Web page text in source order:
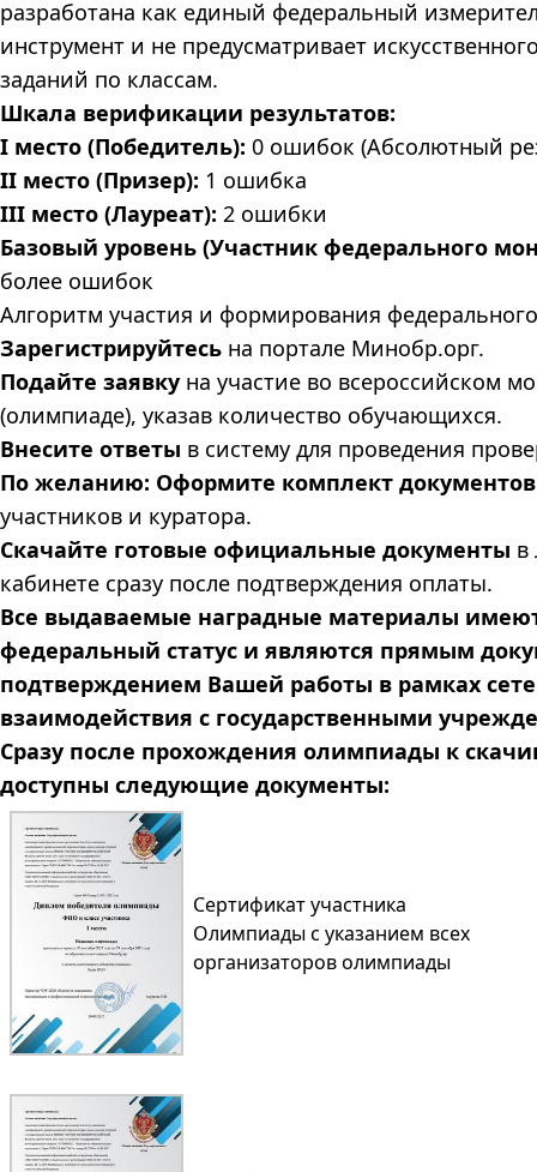
разработана как единый федеральный
инструмент и не предусматривает
заданий по классам.
Шкала верификации результатов:
I место (Победитель): 0 ошибок (Абсолютный
II место (Призер): 1 ошибка
III место (Лауреат): 2 ошибки
Базовый уровень (Участник федерального
более ошибок
Алгоритм участия и формирования
Зарегистрируйтесь на портале Минобр.орг.
Подайте заявку на участие во всероссийском
(олимпиаде), указав количество обучающихся.
Внесите ответы в систему для проведения
По желанию: Оформите комплект документов
участников и куратора.
Скачайте готовые официальные документы в
кабинете сразу после подтверждения оплаты.
Все выдаваемые наградные материалы
федеральный статус и являются прямым
подтверждением Вашей работы в рамках
взаимодействия с государственными
Сразу после прохождения олимпиады к
доступны следующие документы:
Сертификат участника
Олимпиады с указанием всех
организаторов олимпиады